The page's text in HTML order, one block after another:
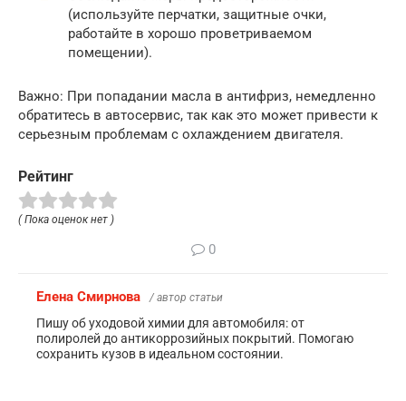
(используйте перчатки, защитные очки,
работайте в хорошо проветриваемом
помещении).
Важно: При попадании масла в антифриз, немедленно
обратитесь в автосервис, так как это может привести к
серьезным проблемам с охлаждением двигателя.
Рейтинг
( Пока оценок нет )
0
Елена Смирнова / автор статьи
Пишу об уходовой химии для автомобиля: от
полиролей до антикоррозийных покрытий. Помогаю
сохранить кузов в идеальном состоянии.